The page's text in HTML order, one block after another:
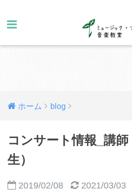
ホーム blog
コンサート情報_講
生）
2019/02/08 2021/03/03